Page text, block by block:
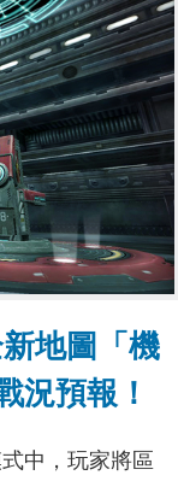
地圖「機
況預報！
中，玩家將區